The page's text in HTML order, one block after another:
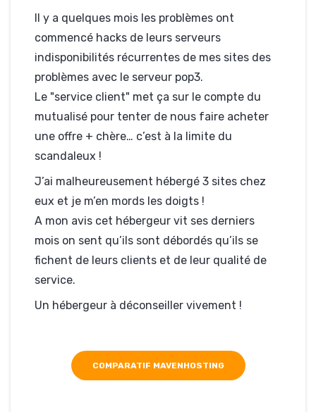
Il y a quelques mois les problèmes ont
commencé hacks de leurs serveurs
indisponibilités récurrentes de mes sites des
problèmes avec le serveur pop3.
Le "service client" met ça sur le compte du
mutualisé pour tenter de nous faire acheter
une offre + chère… c’est à la limite du
scandaleux !
J’ai malheureusement hébergé 3 sites chez
eux et je m’en mords les doigts !
A mon avis cet hébergeur vit ses derniers
mois on sent qu’ils sont débordés qu’ils se
fichent de leurs clients et de leur qualité de
service.
Un hébergeur à déconseiller vivement !
COMPARATIF MAVENHOSTING